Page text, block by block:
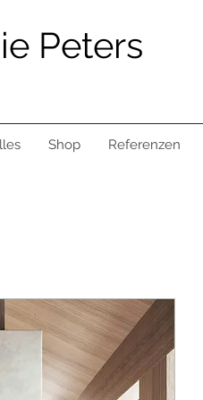
Peters
Shop Referenzen